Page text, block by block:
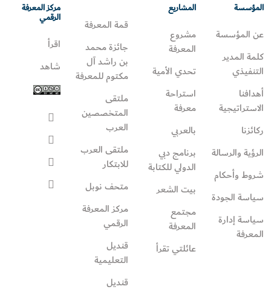
المؤسسة
عن المؤسسة
كلمة المدير
التنفيذي
أهدافنا
الاستراتيجية
ركائزنا
الرؤية والرسالة
شروط وأحكام
سياسة الجودة
سياسة إدارة
المعرفة
المشاريع
مشروع
المعرفة
تحدي الأمية
استراحة
معرفة
بالعربي
برنامج دبي
الدولي للكتابة
بيت الشعر
مجتمع
المعرفة
عائلتي تقرأ‎
قمة المعرفة
جائزة محمد
بن راشد آل
مكتوم للمعرفة
ملتقى
المتخصصين
العرب
ملتقى العرب
للابتكار
متحف نوبل
مركز المعرفة
الرقمي
قنديل
التعليمية
قنديل
مركز المعرفة
الرقمي
اقرأ
شاهد